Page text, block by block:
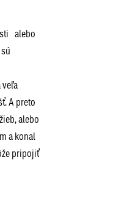
alebo
A preto
alebo
a konal
pripojiť